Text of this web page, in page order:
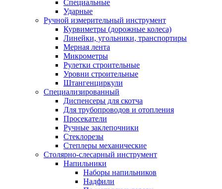
Специальные
Ударные
Ручной измерительный инструмент
Курвиметры (дорожные колеса)
Линейки, угольники, транспортиры
Мерная лента
Микрометры
Рулетки строительные
Уровни строительные
Штангенциркули
Специализированный
Диспенсеры для скотча
Для трубопроводов и отопления
Просекатели
Ручные заклепочники
Стеклорезы
Степлеры механические
Столярно-слесарный инструмент
Напильники
Наборы напильников
Надфили